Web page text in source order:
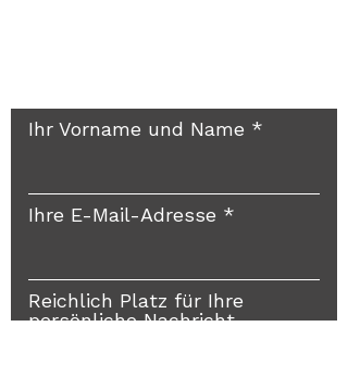
Ihr Vorname und Name
Ihre E-Mail-Adresse
Reichlich Platz für Ihre
persönliche Nachricht